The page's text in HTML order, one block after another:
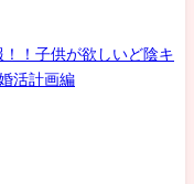
！子供が欲しいど陰キ
活計画編